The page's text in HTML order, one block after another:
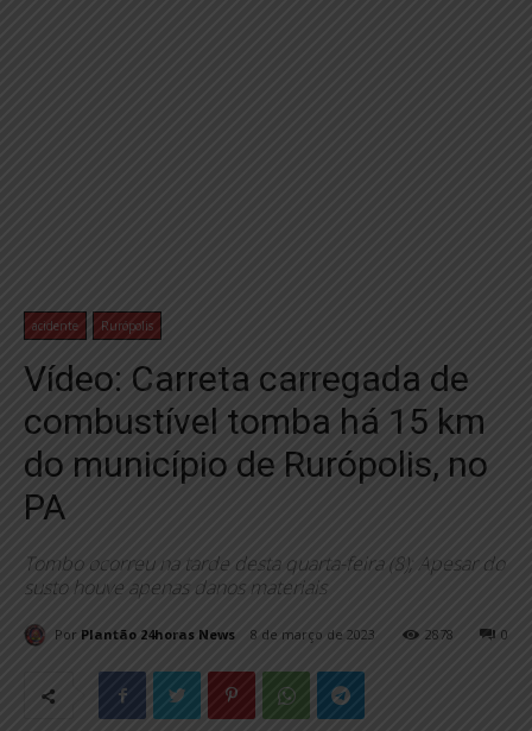
acidente Rurópolis
Vídeo: Carreta carregada de
combustível tomba há 15 km
do município de Rurópolis, no
PA
Tombo ocorreu na tarde desta quarta-feira (8); Apesar do
susto houve apenas danos materiais
Por Plantão 24horas News 8 de março de 2023 0
2878